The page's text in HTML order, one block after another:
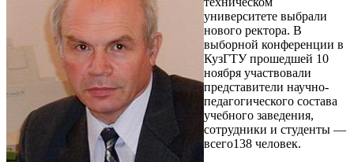
университете выбрали
нового ректора. В
выборной конференции в
КузГТУ прошедшей 10
ноября участвовали
представители научно-
педагогического состава
учебного заведения,
сотрудники и студенты —
всего138 человек.